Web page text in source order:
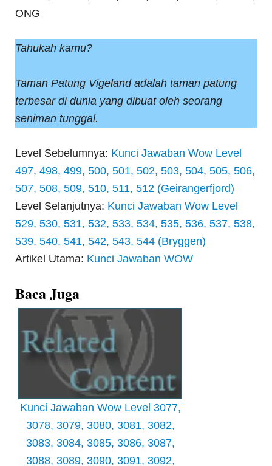
ONG
Tahukah kamu?
Taman Patung Vigeland adalah taman patung
terbesar di dunia yang dibuat oleh seorang
seniman tunggal.
Level Sebelumnya: Kunci Jawaban Wow Level
497, 498, 499, 500, 501, 502, 503, 504, 505, 506,
507, 508, 509, 510, 511, 512 (Geirangerfjord)
Level Selanjutnya: Kunci Jawaban Wow Level
529, 530, 531, 532, 533, 534, 535, 536, 537, 538,
539, 540, 541, 542, 543, 544 (Bryggen)
Artikel Utama: Kunci Jawaban WOW
Baca Juga
Kunci Jawaban Wow Level 3077,
3078, 3079, 3080, 3081, 3082,
3083, 3084, 3085, 3086, 3087,
3088, 3089, 3090, 3091, 3092,